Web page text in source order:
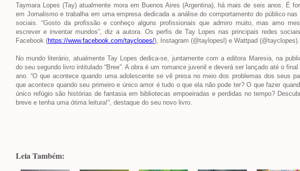
Taymara Lopes (Tay) atualmente mora em Buenos Aires (Argentina), há mais de seis anos. É
em Jornalismo e trabalha em uma empresa dedicada a análise do comportamento do público nas
sociais. “Gosto da profissão e conheço alguns profissionais que admiro muito, mas amo
escrever e inventar mundos”, diz a autora. Os perfis de Tay Lopes nas principais redes
Facebook (https://www.facebook.com/tayclopes/), Instagram (@taylopesl) e Wattpad (@tayclopes).
No mundo literário, atualmente Tay Lopes dedica-se, juntamente com a editora Maresia, na
do seu segundo livro intitulado “Bree”. A obra é um romance juvenil e deverá ser lançado até o final
ano. “O que acontece quando uma adolescente se vê presa no meio dos problemas dos seus
que acontece quando seu primeiro e único amor é tudo o que ela não pode ter? O que fazer
único refúgio são histórias de fantasia em bibliotecas empoeiradas e perdidas no tempo?
breve e tenha uma ótima leitura!”, destaque do seu novo livro.
Leia Também: